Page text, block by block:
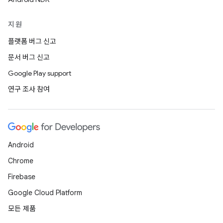
지원
플랫폼 버그 신고
문서 버그 신고
Google Play support
연구 조사 참여
Android
Chrome
Firebase
Google Cloud Platform
모든 제품